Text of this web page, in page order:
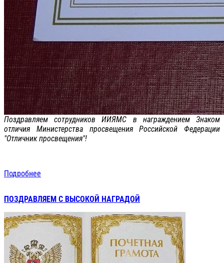
Поздравляем сотрудников ИИЯМС в награждением Знаком
отличия Министерства просвещения Российской Федерации
"Отличник просвещения"!
Подробнее
ПОЗДРАВЛЯЕМ С ВЫСОКОЙ НАГРАДОЙ